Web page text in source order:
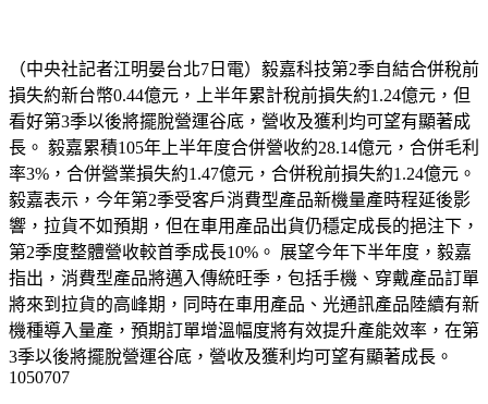
（中央社記者江明晏台北7日電）毅嘉科技第2季自結合併稅前
損失約新台幣0.44億元，上半年累計稅前損失約1.24億元，但
看好第3季以後將擺脫營運谷底，營收及獲利均可望有顯著成
長。 毅嘉累積105年上半年度合併營收約28.14億元，合併毛利
率3%，合併營業損失約1.47億元，合併稅前損失約1.24億元。
毅嘉表示，今年第2季受客戶消費型產品新機量產時程延後影
響，拉貨不如預期，但在車用產品出貨仍穩定成長的挹注下，
第2季度整體營收較首季成長10%。 展望今年下半年度，毅嘉
指出，消費型產品將邁入傳統旺季，包括手機、穿戴產品訂單
將來到拉貨的高峰期，同時在車用產品、光通訊產品陸續有新
機種導入量產，預期訂單增溫幅度將有效提升產能效率，在第
3季以後將擺脫營運谷底，營收及獲利均可望有顯著成長。
1050707